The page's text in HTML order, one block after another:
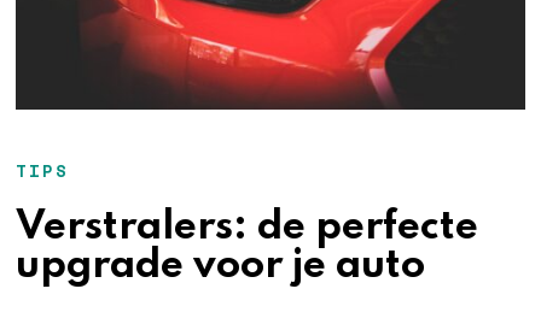
TIPS
Verstralers: de perfecte
upgrade voor je auto